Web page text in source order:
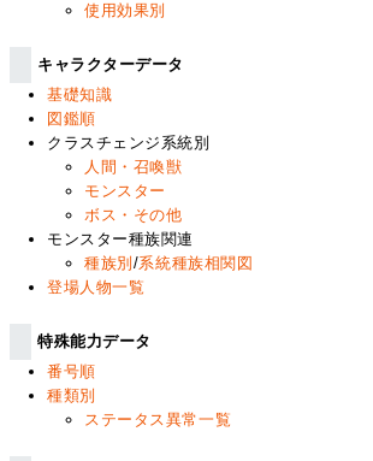
使用効果別
キャラクターデータ
基礎知識
図鑑順
クラスチェンジ系統別
人間・召喚獣
モンスター
ボス・その他
モンスター種族関連
種族別 /系統種族相関図
登場人物一覧
特殊能力データ
番号順
種類別
ステータス異常一覧